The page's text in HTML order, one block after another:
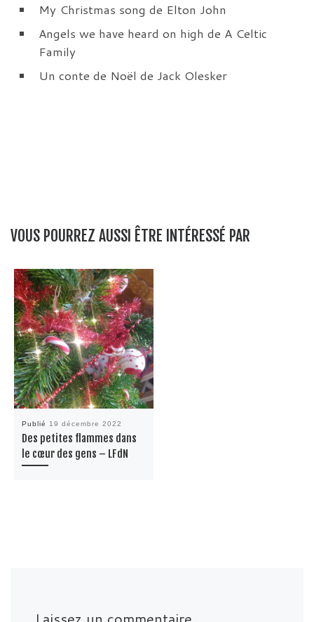
My Christmas song de Elton John
Angels we have heard on high de A Celtic
Family
Un conte de Noël de Jack Olesker
VOUS POURREZ AUSSI ÊTRE INTÉRESSÉ PAR
Publié 19 décembre 2022
Des petites flammes dans
le cœur des gens – LFdN